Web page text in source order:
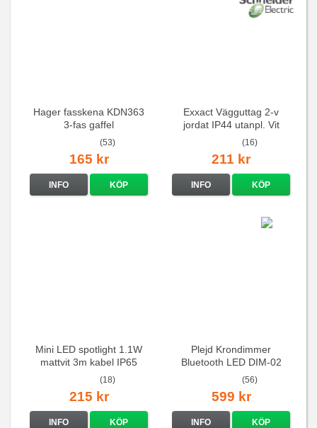
Hager fasskena KDN363
3-fas gaffel
(53)
165 kr
INFO KÖP
Exxact Vägguttag 2-v
jordat IP44 utanpl. Vit
(16)
211 kr
INFO KÖP
Mini LED spotlight 1.1W
mattvit 3m kabel IP65
(18)
215 kr
INFO KÖP
Plejd Krondimmer
Bluetooth LED DIM-02
(56)
599 kr
INFO KÖP